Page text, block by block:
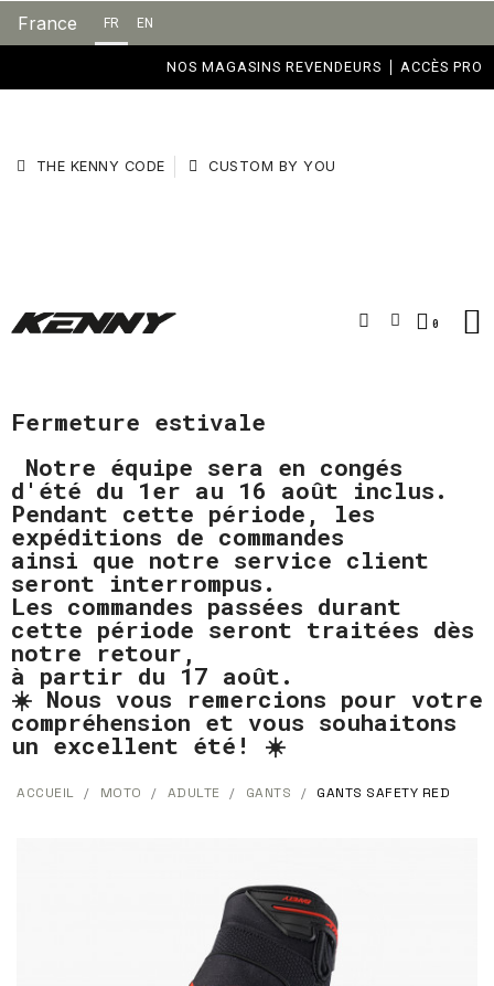
France FR EN
NOS MAGASINS REVENDEURS ACCÈS PRO
THE KENNY CODE CUSTOM BY YOU
Fermeture estivale
Notre équipe sera en congés
d'été du 1er au 16 août inclus.
Pendant cette période, les
expéditions de commandes
ainsi que notre service client
seront interrompus.
Les commandes passées durant
cette période seront traitées dès
notre retour,
à partir du 17 août.
☀️ Nous vous remercions pour votre
compréhension et vous souhaitons
un excellent été! ☀️
ACCUEIL MOTO ADULTE GANTS GANTS SAFETY RED